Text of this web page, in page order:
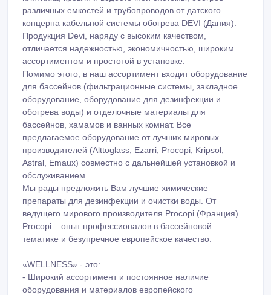
различных емкостей и трубопроводов от датского
концерна кабельной системы обогрева DEVI (Дания).
Продукция Devi, наряду с высоким качеством,
отличается надежностью, экономичностью, широким
ассортиментом и простотой в установке.
Помимо этого, в наш ассортимент входит оборудование
для бассейнов (фильтрационные системы, закладное
оборудование, оборудование для дезинфекции и
обогрева воды) и отделочные материалы для
бассейнов, хамамов и ванных комнат. Все
предлагаемое оборудование от лучших мировых
производителей (Alttoglass, Ezarri, Procopi, Kripsol,
Astral, Emaux) совместно с дальнейшей установкой и
обслуживанием.
Мы рады предложить Вам лучшие химические
препараты для дезинфекции и очистки воды. От
ведущего мирового производителя Procopi (Франция).
Procopi – опыт профессионалов в бассейновой
тематике и безупречное европейское качество.
«WELLNESS» - это:
- Широкий ассортимент и постоянное наличие
оборудования и материалов европейского